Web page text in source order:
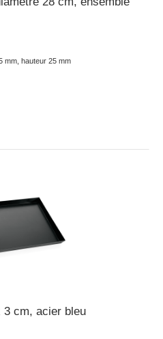
mm, hauteur 25 mm
3 cm, acier bleu